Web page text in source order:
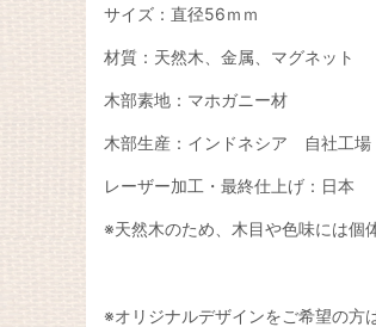
サイズ：直径56ｍｍ
材質：天然木、金属、マグネット
木部素地：マホガニー材
木部生産：インドネシア 自社工場
レーザー加工・最終仕上げ：日本
※天然木のため、木目や色味には個
※オリジナルデザインをご希望の方